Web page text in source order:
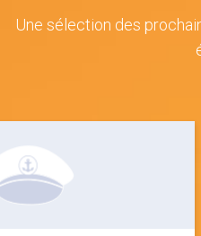
Une sélection des